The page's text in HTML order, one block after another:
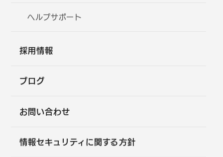
ヘルプサポート
採用情報
ブログ
お問い合わせ
情報セキュリティに関する方針